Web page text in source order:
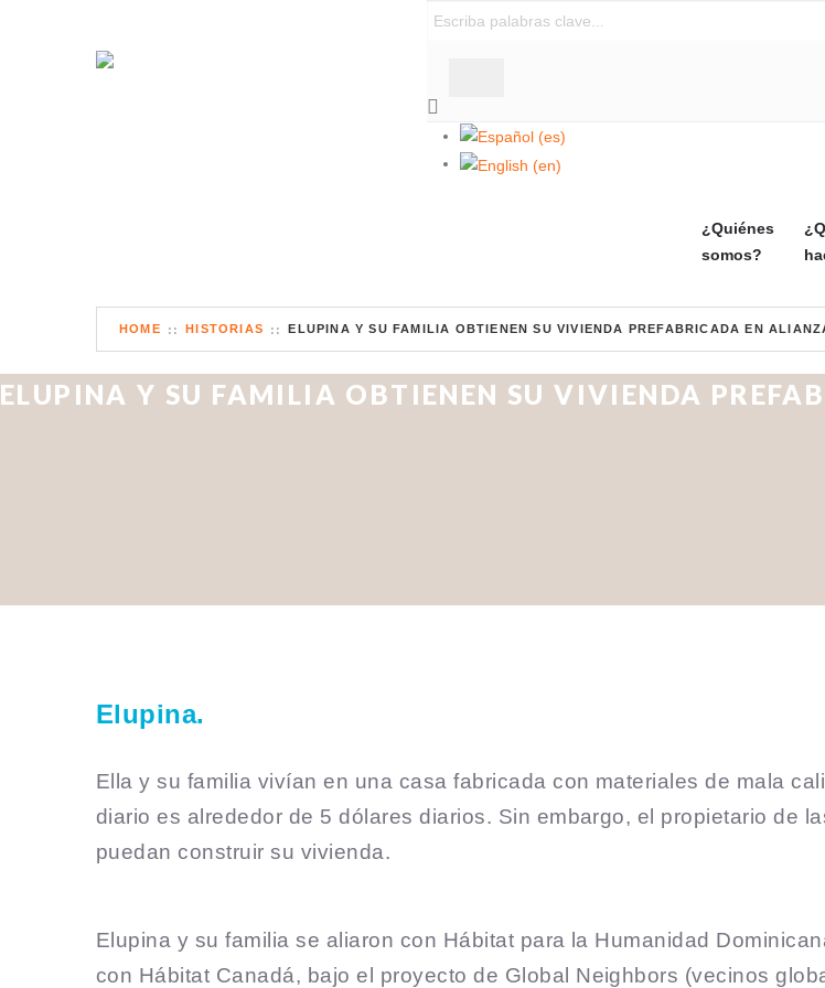
¿Quiénes
somos?
HOME HISTORIAS ELUPINA Y SU FAMILIA OBTIENEN SU VIVIENDA PREFABRICADA EN
ELUPINA Y SU FAMILIA OBTIENEN SU VIVIENDA
Elupina.
Ella y su familia vivían en una casa fabricada con materiales de mala
diario es alrededor de 5 dólares diarios. Sin embargo, el propietario de
puedan construir su vivienda.
Elupina y su familia se aliaron con Hábitat para la Humanidad
con Hábitat Canadá, bajo el proyecto de Global Neighbors (vecinos